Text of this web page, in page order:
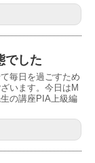
でした
毎日を過ごすため
います。今日はM
の講座PIA上級編